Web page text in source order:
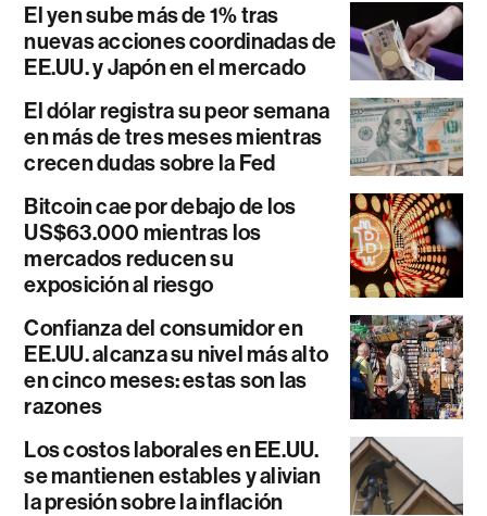
El yen sube más de 1% tras
nuevas acciones coordinadas de
EE.UU. y Japón en el mercado
El dólar registra su peor semana
en más de tres meses mientras
crecen dudas sobre la Fed
Bitcoin cae por debajo de los
US$63.000 mientras los
mercados reducen su
exposición al riesgo
Confianza del consumidor en
EE.UU. alcanza su nivel más alto
en cinco meses: estas son las
razones
Los costos laborales en EE.UU.
se mantienen estables y alivian
la presión sobre la inflación